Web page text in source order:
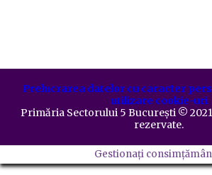
Prelucrarea datelor cu caracter
utilizare cookie-uri
Primăria Sectorului 5 București ©️
rezervate.
Gestionați